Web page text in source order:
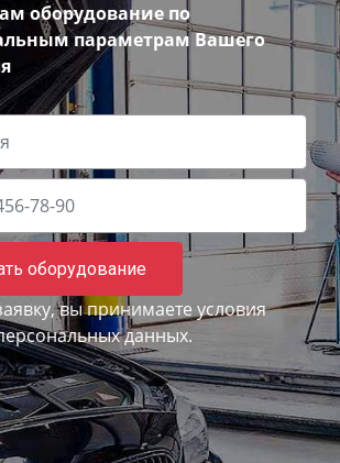
оборудование по
параметрам Вашего
оборудование
вы принимаете условия
данных.